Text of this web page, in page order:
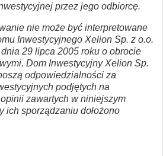
przez jego odbiorcę.
nie może być interpretowane
Inwestycyjnego Xelion Sp. z o.o.
29 lipca 2005 roku o obrocie
Dom Inwestycyjny Xelion Sp.
odpowiedzialności za
podjętych na
zawartych w niniejszym
ich sporządzaniu dołożono